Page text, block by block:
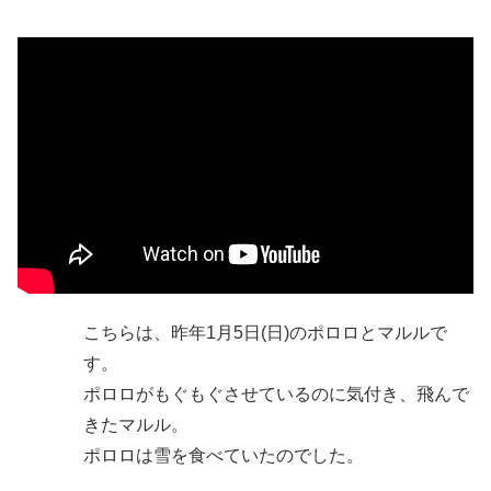
こちらは、昨年1月5日(日)のポロロとマルルで
す。
ポロロがもぐもぐさせているのに気付き、飛んで
きたマルル。
ポロロは雪を食べていたのでした。